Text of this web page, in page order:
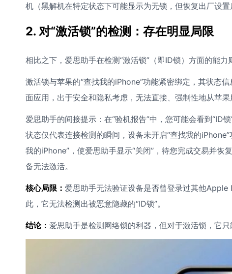
机（黑解机在特定状态下可能显示为无锁，但恢复出厂设
2. 对“激活锁”的检测：存在明显局限
相比之下，爱思助手在检测“激活锁”（即ID锁）方面的能力
激活锁与苹果的“查找我的iPhone”功能紧密绑定，其状态
面应用，出于安全和隐私考虑，无法直接、强制性地从苹果
爱思助手的间接提示：在“验机报告”中，您可能会看到“ID
状态仅代表连接检测的瞬间，设备未开启“查找我的
我的iPhone”，使爱思助手显示“关闭”，待您完成交易并
备无法激活。
核心局限： 爱思助手无法验证设备是否曾登录过其他
此，它无法检测出被恶意隐藏的“ID锁”。
结论： 爱思助手是检测网络锁的利器，但对于激活锁，它